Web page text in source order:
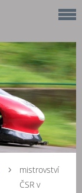
mistrovství
ČSR v